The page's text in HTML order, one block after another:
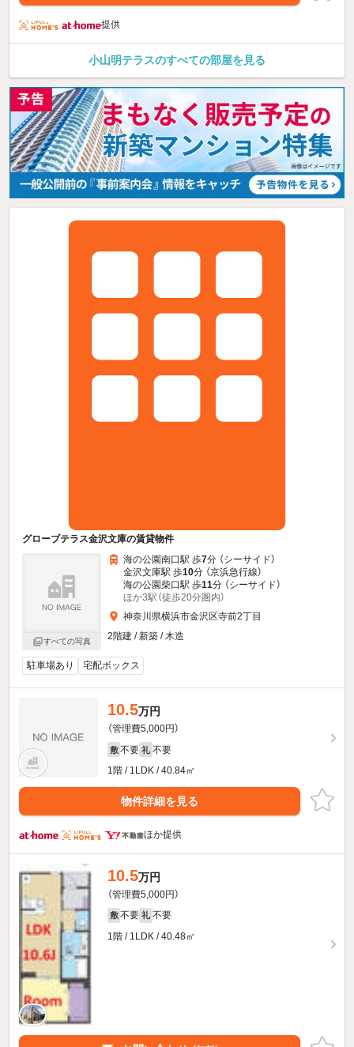
提供
小山明テラスのすべての部屋を見る
グローブテラス金沢文庫の賃貸物件
すべての写真
海の公園南口駅 歩7分 （シーサイド）
金沢文庫駅 歩10分 （京浜急行線）
海の公園柴口駅 歩11分 （シーサイド）
ほか3駅（徒歩20分圏内）
神奈川県横浜市金沢区寺前2丁目
2階建 / 新築 / 木造
駐車場あり 宅配ボックス
10.5万円
（管理費5,000円）
敷 不要 礼 不要
1階 / 1LDK / 40.84㎡
物件詳細を見る
ほか提供
10.5万円
（管理費5,000円）
敷 不要 礼 不要
1階 / 1LDK / 40.48㎡